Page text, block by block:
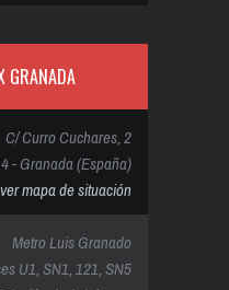
GRANADA
C/ Curro Cuchares, 2
- Granada (España)
ver mapa de situación
Metro Luis Granado
U1, SN1, 121, SN5